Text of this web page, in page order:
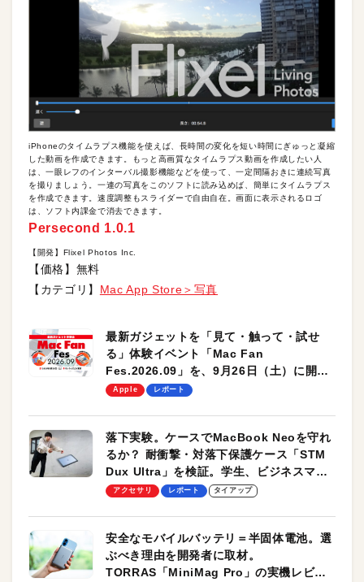
iPhoneのタイムラプス機能を使えば、長時間の変化を短い時間にぎゅっと凝縮
した動画を作成できます。もっと高画質なタイムラプス動画を作成したい人
は、一眼レフのインターバル撮影機能などを使って、一定間隔おきに連続写真
を撮りましょう。一連の写真をこのソフトに読み込めば、簡単にタイムラプス
を作成できます。速度調整もスライダーで自由自在。画面に表示されるロゴ
は、ソフト内課金で消去できます。
Persecond 1.0.1
【開発】Flixel Photos Inc.
【価格】無料
【カテゴリ】 Mac App Store＞写真
最新ガジェットを「見て・触って・試せ
る」体験イベント「Mac Fan
Fes.2026.09」を、9月26日（土）に開催
します！
Apple レポート
落下実験。ケースでMacBook Neoを守れ
るか？ 耐衝撃・対落下保護ケース「STM
Dux Ultra」を検証。学生、ビジネスマン
のモバイルユースに最適！
アクセサリ レポート タイアップ
安全なモバイルバッテリ＝半固体電池。選
ぶべき理由を開発者に取材。
TORRAS「MiniMag Pro」の実機レビュ